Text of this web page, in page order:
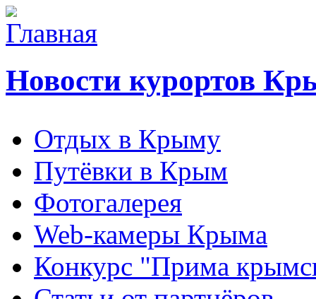
Новости курортов
Отдых в Крыму
Путёвки в Крым
Фотогалерея
Web-камеры Крыма
Конкурс "Прима